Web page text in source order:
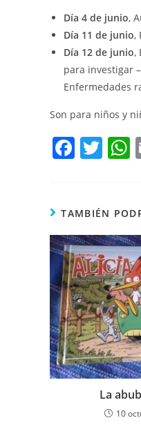
Día 4 de junio,
Día 11 de junio,
Día 12 de junio,
para investigar
Enfermedades
Son para niños y
F
e
b
o
o
k
T
er s
TAMBIÉN
La
10